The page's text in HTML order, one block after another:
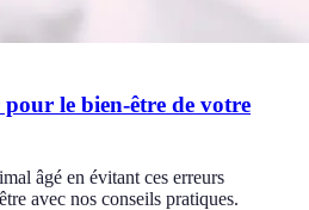
le bien-être de votre
âgé en évitant ces erreurs
avec nos conseils pratiques.